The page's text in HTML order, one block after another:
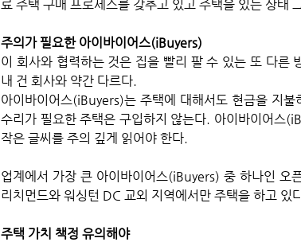
료 주택 구매 프로세스를 갖추고 있고 주택을 있는 상태
주의가 필요한 아이바이어스(iBuyers)
이 회사와 협력하는 것은 집을 빨리 팔 수 있는 또 다른
내 건 회사와 약간 다르다.
아이바이어스(iBuyers)는 주택에 대해서도 현금을 지
수리가 필요한 주택은 구입하지 않는다. 아이바이어스
작은 글씨를 주의 깊게 읽어야 한다.
업계에서 가장 큰 아이바이어스(iBuyers) 중 하나인
리치먼드와 워싱턴 DC 교외 지역에서만 주택을 하고 있
주택 가치 책정 유의해야